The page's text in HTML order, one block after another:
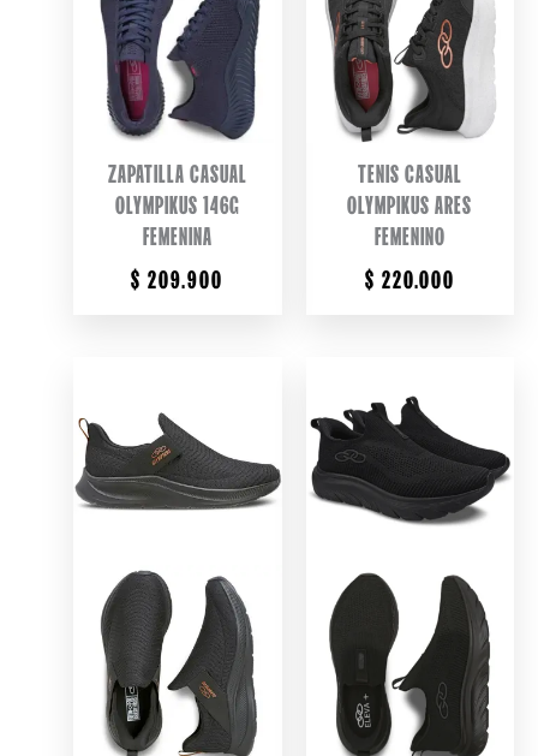
ZAPATILLA CASUAL
OLYMPIKUS 146G
FEMENINA
$ 209.900
TENIS CASUAL
OLYMPIKUS ARES
FEMENINO
$ 220.000